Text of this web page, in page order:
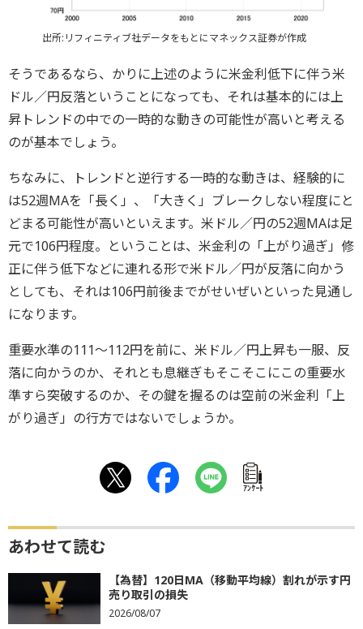
出所:リフィニティブ社データをもとにマネックス証券が作成
そうであるなら、かりに上述のように米金利低下に伴う米
ドル／円反落ということになっても、それは基本的には上
昇トレンドの中での一時的な動きの可能性が高いと考える
のが基本でしょう。
ちなみに、トレンドと逆行する一時的な動きは、経験的に
は52週MAを「長く」、「大きく」ブレークしない程度にと
どまる可能性が高いといえます。米ドル／円の52週MAは足
元で106円程度。ということは、米金利の「上がり過ぎ」修
正に伴う低下などに連れる形で米ドル／円が反落に向かう
としても、それは106円前後までがせいぜいといった見通し
になります。
重要水準の111～112円を前に、米ドル／円上昇も一服、反
落に向かうのか、それとも息継ぎもそこそこにこの重要水
準すら突破するのか、その鍵を握るのは空前の米金利「上
がり過ぎ」の行方ではないでしょうか。
ｱﾝｹｰﾄ
あわせて読む
【為替】120日MA（移動平均線）割れが示す円
売り取引の損失
2026/08/07